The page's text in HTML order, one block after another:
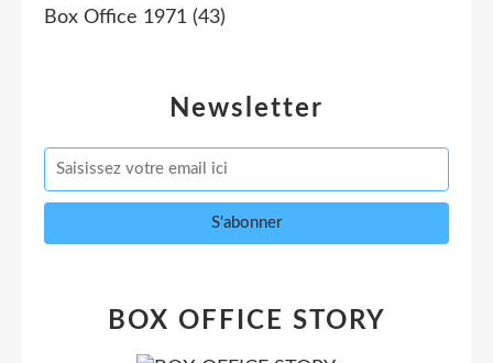
Newsletter
Box Office 1971 (43)
BOX OFFICE STORY